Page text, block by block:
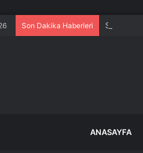
Son Dakika Haberleri
ANASAYFA